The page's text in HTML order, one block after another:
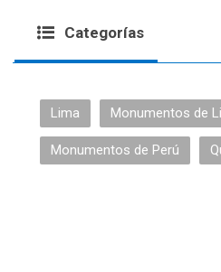
Categorías
Lima Monumentos de
Monumentos de Perú